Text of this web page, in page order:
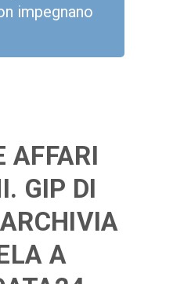
impegnano
AFFARI
GIP DI
A